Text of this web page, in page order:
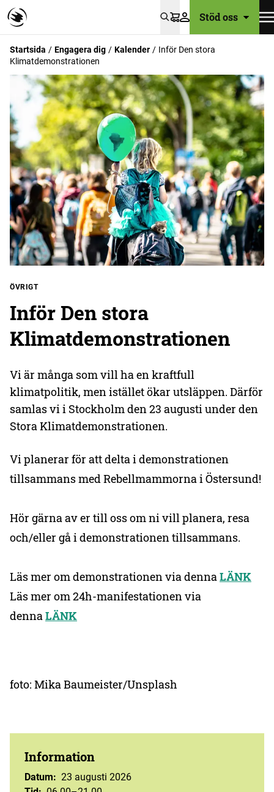
VarukorgStöd oss
Startsida Engagera dig Kalender
Inför Den stora
Klimatdemonstrationen
ÖVRIGT
Inför Den stora
Klimatdemonstrationen
Vi är många som vill ha en kraftfull
klimatpolitik, men istället ökar utsläppen. Därför
samlas vi i Stockholm den 23 augusti under den
Stora Klimatdemonstrationen.
Vi planerar för att delta i demonstrationen
tillsammans med Rebellmammorna i Östersund!
Hör gärna av er till oss om ni vill planera, resa
och/eller gå i demonstrationen tillsammans.
Läs mer om demonstrationen via dennaLÄNK
Läs mer om 24h-manifestationen via
dennaLÄNK
foto: Mika Baumeister/Unsplash
Information
Datum: 23 augusti 2026